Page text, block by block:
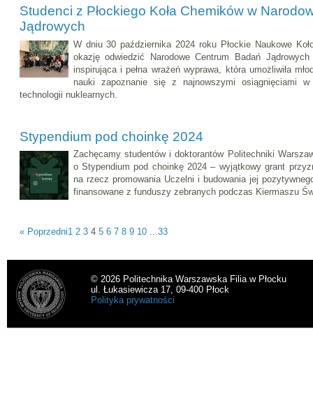
Studenci z Płockiego Koła Chemików w
Jądrowych
W dniu 30 października 2024 roku Płockie Naukowe
okazję odwiedzić Narodowe Centrum Badań
inspirująca i pełna wrażeń wyprawa, która umożliwiła
nauki zapoznanie się z najnowszymi osiągnięciami
technologii nuklearnych.
Stypendium pod choinkę 2024
Zachęcamy studentów i doktorantów Politechniki
o Stypendium pod choinkę 2024 – wyjątkowy grant
na rzecz promowania Uczelni i budowania jej
finansowane z funduszy zebranych podczas Kiermaszu
« Poprzedni1 2 3 4 5 6 7 8 9 10 ...33
© 2026 Politechnika Warszawska Filia w Płocku
ul. Łukasiewicza 17, 09-400 Płock
Polityka prywatności